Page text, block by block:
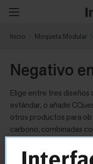
Inicio Moqueta Modular
Negativo
Elige entre tres
estándar, o añade
otros productos para
carbono, combinadas
más.